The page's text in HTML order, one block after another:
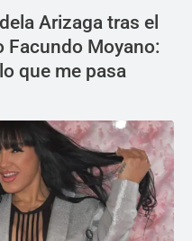
Arizaga tras el
Facundo Moyano:
que me pasa